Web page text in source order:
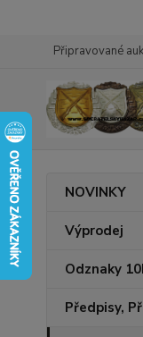
Připravované
NOVINKY
Výprodej
Odznaky
Předpisy,